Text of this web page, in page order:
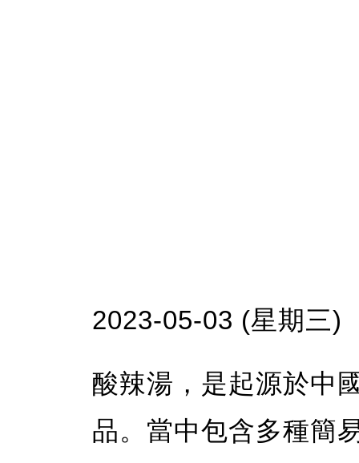
2023-05-03 (星期三)
酸辣湯，是起源於中
品。當中包含多種簡